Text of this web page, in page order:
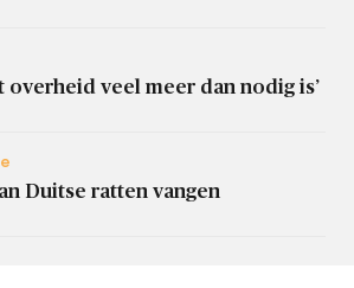
overheid veel meer dan nodig is’
Duitse ratten vangen